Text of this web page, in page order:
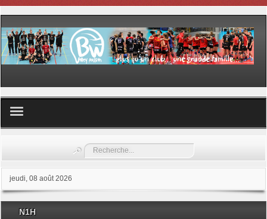
Les samedis du sport
Rechercher
jeudi, 08 août 2026
N1H